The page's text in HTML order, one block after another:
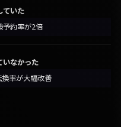
ていた
予約率が2倍
いなかった
率が大幅改善